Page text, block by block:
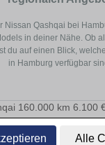
Alle
Nissan Qashqai bei
in deiner Nähe. Ob
du auf einen Blick,
in Hamburg verfügbar